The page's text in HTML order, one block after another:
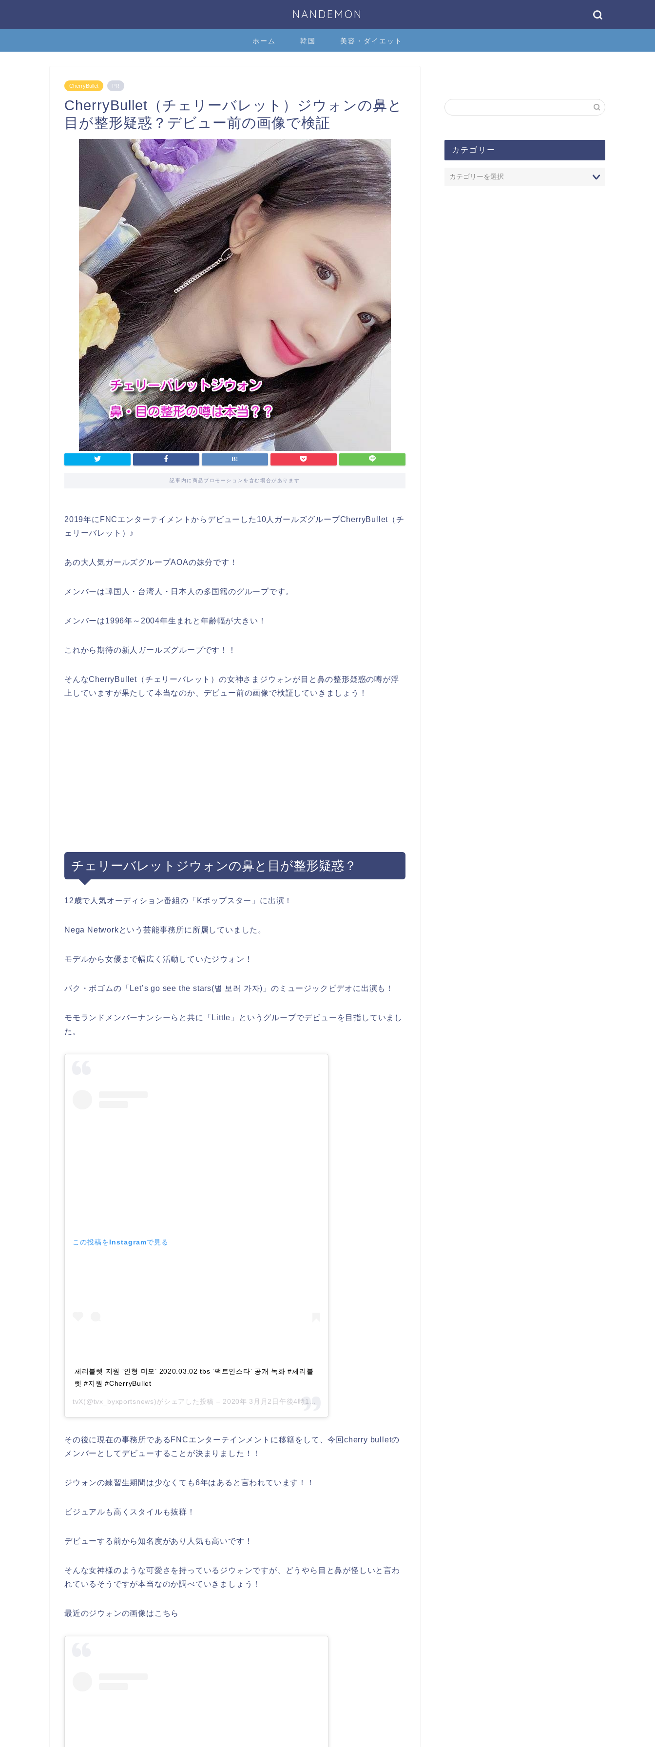
NANDEMON
ホーム 韓国 美容・ダイエット
CherryBullet PR
CherryBullet（チェリーバレット）ジウォンの鼻と
目が整形疑惑？デビュー前の画像で検証
記事内に商品プロモーションを含む場合があります
2019年にFNCエンターテイメントからデビューした10人ガールズグループCherryBullet（チ
ェリーバレット）♪
あの大人気ガールズグループAOAの妹分です！
メンバーは韓国人・台湾人・日本人の多国籍のグループです。
メンバーは1996年～2004年生まれと年齢幅が大きい！
これから期待の新人ガールズグループです！！
そんなCherryBullet（チェリーバレット）の女神さまジウォンが目と鼻の整形疑惑の噂が浮
上していますが果たして本当なのか、デビュー前の画像で検証していきましょう！
チェリーバレットジウォンの鼻と目が整形疑惑？
12歳で人気オーディション番組の「Kポップスター」に出演！
Nega Networkという芸能事務所に所属していました。
モデルから女優まで幅広く活動していたジウォン！
パク・ボゴムの「Let’s go see the stars(별 보러 가자)」のミュージックビデオに出演も！
モモランドメンバーナンシーらと共に「Little」というグループでデビューを目指していまし
た。
この投稿をInstagramで見る
체리블렛 지원 ‘인형 미모’ 2020.03.02 tbs ‘팩트인스타’ 공개 녹화 #체리블
렛 #지원 #CherryBullet
tvX(@tvx_byxportsnews)がシェアした投稿 – 2020年 3月月2日午後4時10分PST
その後に現在の事務所であるFNCエンターテインメントに移籍をして、今回cherry bulletの
メンバーとしてデビューすることが決まりました！！
ジウォンの練習生期間は少なくても6年はあると言われています！！
ビジュアルも高くスタイルも抜群！
デビューする前から知名度があり人気も高いです！
そんな女神様のような可愛さを持っているジウォンですが、どうやら目と鼻が怪しいと言わ
れているそうですが本当なのか調べていきましょう！
最近のジウォンの画像はこちら
カテゴリー